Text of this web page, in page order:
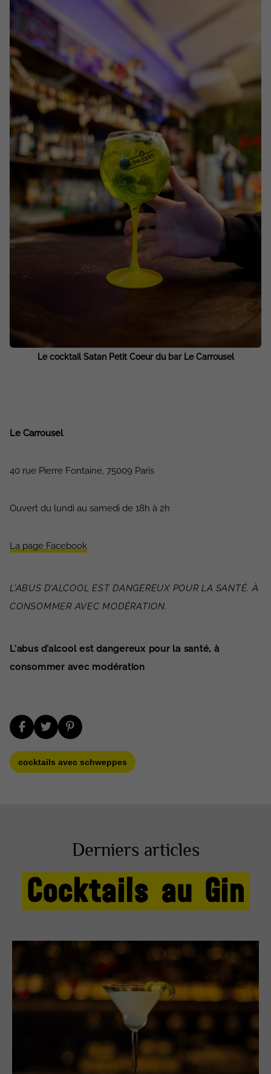
Le cocktail Satan Petit Coeur du bar Le Carrousel
Le Carrousel
40 rue Pierre Fontaine, 75009 Paris
Ouvert du lundi au samedi de 18h à 2h
La page Facebook
L’ABUS D’ALCOOL EST DANGEREUX POUR LA SANTÉ. À
CONSOMMER AVEC MODÉRATION.
L'abus d’alcool est dangereux pour la santé, à
consommer avec modération
cocktails avec schweppes
Derniers articles
Cocktails au Gin